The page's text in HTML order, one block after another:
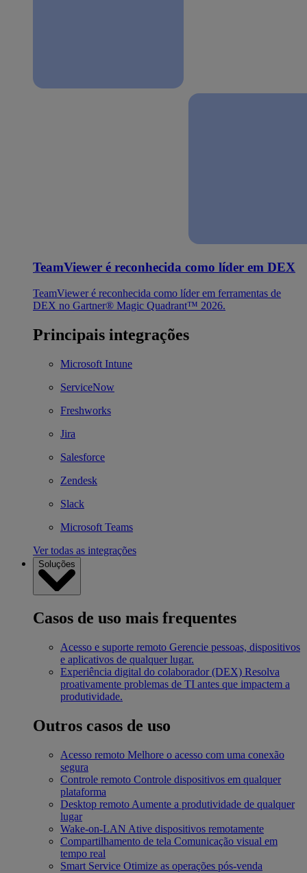
TeamViewer é reconhecida como líder em DEX
TeamViewer é reconhecida como líder em ferramentas de
DEX no Gartner® Magic Quadrant™ 2026.
Principais integrações
Microsoft Intune
ServiceNow
Freshworks
Jira
Salesforce
Zendesk
Slack
Microsoft Teams
Ver todas as integrações
Soluções
Casos de uso mais frequentes
Acesso e suporte remoto Gerencie pessoas, dispositivos
e aplicativos de qualquer lugar.
Experiência digital do colaborador (DEX) Resolva
proativamente problemas de TI antes que impactem a
produtividade.
Outros casos de uso
Acesso remoto Melhore o acesso com uma conexão
segura
Controle remoto Controle dispositivos em qualquer
plataforma
Desktop remoto Aumente a produtividade de qualquer
lugar
Wake-on-LAN Ative dispositivos remotamente
Compartilhamento de tela Comunicação visual em
tempo real
Smart Service Otimize as operações pós-venda